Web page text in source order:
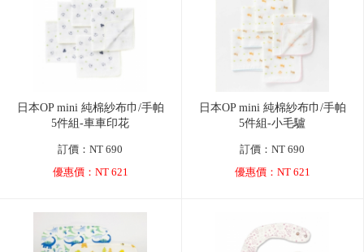
日本OP mini 純棉紗布巾/手帕
5件組-車車印花
訂價：NT 690
優惠價：NT 621
日本OP mini 純棉紗布巾/手帕
5件組-小毛驢
訂價：NT 690
優惠價：NT 621